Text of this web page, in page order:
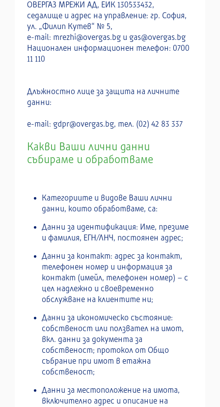
ОВЕРГАЗ МРЕЖИ АД, ЕИК 130533432,
седалище и адрес на управление: гр. София,
ул. „Филип Кутев“ № 5,
e-mail: mrezhi@overgas.bg и gas@overgas.bg
Национален информационен телефон: 0700
11 110
Длъжностно лице за защита на личните
данни:
e-mail: gdpr@overgas.bg, тел. (02) 42 83 337
Какви Ваши лични данни
събираме и обработваме
Категориите и видове Ваши лични
данни, които обработваме, са:
Данни за идентификация: Име, презиме
и фамилия, ЕГН/ЛНЧ, постоянен адрес;
Данни за контакт: адрес за контакт,
телефонен номер и информация за
контакт (имейл, телефонен номер) – с
цел надлежно и своевременно
обслужване на клиентите ни;
Данни за икономическо състояние:
собственост или ползвател на имот,
вкл. данни за документа за
собственост; протокол от Общо
събрание при имот в етажна
собственост;
Данни за местоположение на имота,
включително адрес и описание на